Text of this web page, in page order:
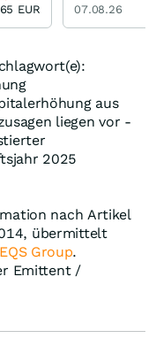
aus
liegen vor -
2025
nach Artikel
übermittelt
EQS Group.
Emittent /
EUR
07.08.26